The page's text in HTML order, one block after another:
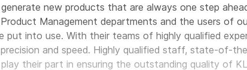
new products that are always one step
Management departments and the users of
put into use. With their teams of highly qualified
and speed. Highly qualified staff, state-of-
their part in ensuring the outstanding quality of